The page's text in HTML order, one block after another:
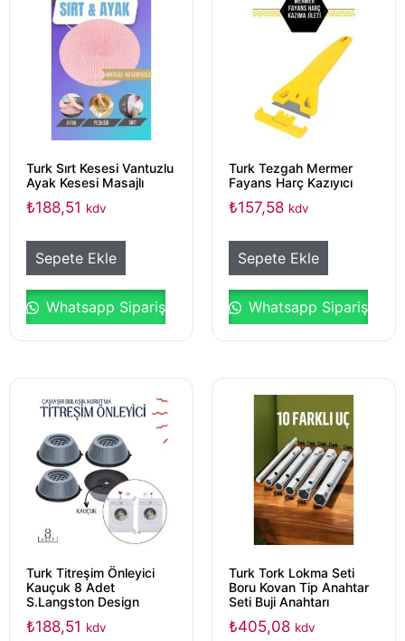
Turk Sırt Kesesi Vantuzlu
Ayak Kesesi Masajlı
₺188,51 kdv
Sepete Ekle
Whatsapp Sipariş
Turk Tezgah Mermer
Fayans Harç Kazıyıcı
₺157,58 kdv
Sepete Ekle
Whatsapp Sipariş
Turk Titreşim Önleyici
Kauçuk 8 Adet
S.Langston Design
₺188,51 kdv
Turk Tork Lokma Seti
Boru Kovan Tip Anahtar
Seti Buji Anahtarı
₺405,08 kdv